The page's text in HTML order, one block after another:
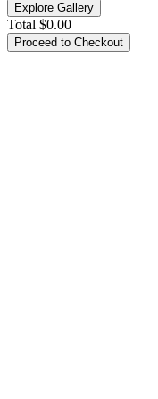
Explore Gallery
Total $0.00
Proceed to Checkout